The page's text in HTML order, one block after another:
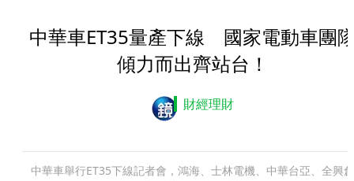
中華車ET35量產下線 國家電動車團
傾力而出齊站台！
財經理財
中華車舉行ET35下線記者會，鴻海、士林電機、中華台亞、全興創